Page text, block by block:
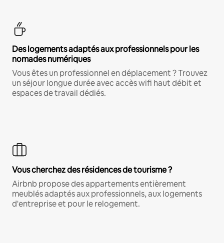
Des logements adaptés aux professionnels pour les
nomades numériques
Vous êtes un professionnel en déplacement ? Trouvez
un séjour longue durée avec accès wifi haut débit et
espaces de travail dédiés.
Vous cherchez des résidences de tourisme ?
Airbnb propose des appartements entièrement
meublés adaptés aux professionnels, aux logements
d'entreprise et pour le relogement.